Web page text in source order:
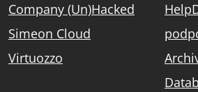
Company (Un)Hacked
Simeon Cloud
Virtuozzo